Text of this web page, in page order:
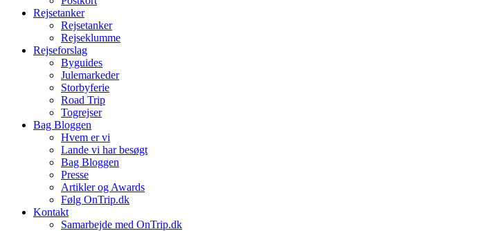
Rejsetanker
Rejsetanker
Rejseklumme
Rejseforslag
Byguides
Julemarkeder
Storbyferie
Road Trip
Togrejser
Bag Bloggen
Hvem er vi
Lande vi har besøgt
Bag Bloggen
Presse
Artikler og Awards
Følg OnTrip.dk
Kontakt
Samarbejde med OnTrip.dk